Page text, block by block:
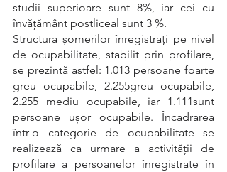
studii superioare sunt 8%, iar cei cu
învățământ postliceal sunt 3 %.
Structura șomerilor înregistrați pe nivel
de ocupabilitate, stabilit prin profilare,
se prezintă astfel: 1.013 persoane foarte
greu ocupabile, 2.255greu ocupabile,
2.255 mediu ocupabile, iar 1.111sunt
persoane ușor ocupabile. Încadrarea
într-o categorie de ocupabilitate se
realizează ca urmare a activităţii de
profilare a persoanelor înregistrate în